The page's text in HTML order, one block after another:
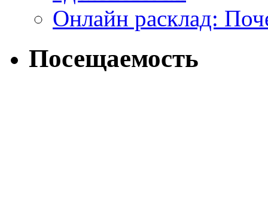
Онлайн расклад:
Посещаемость